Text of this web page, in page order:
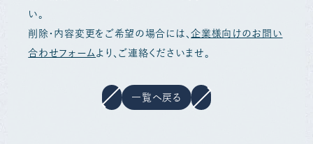
い。
削除・内容変更をご希望の場合には、企業様向けのお問い
合わせフォーム より、ご連絡くださいませ。
一覧へ戻る